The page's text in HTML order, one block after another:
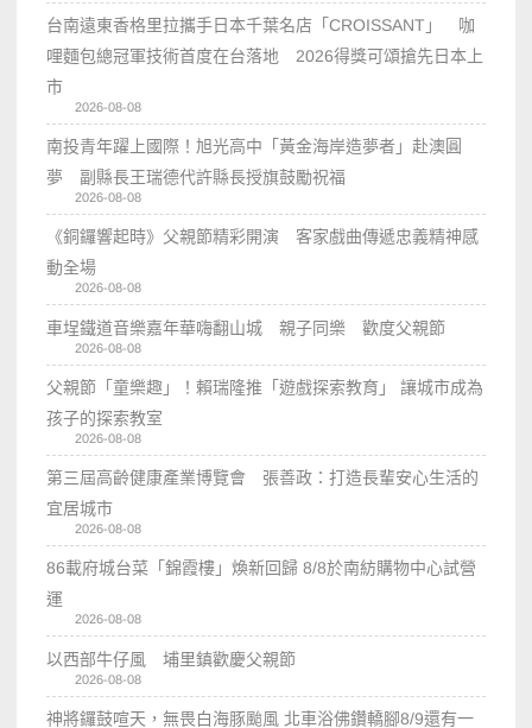
台南遠東香格里拉攜手日本千葉名店「CROISSANT」 咖
哩麵包總冠軍技術首度在台落地 2026得獎可頌搶先日本上
市
2026-08-08
南投青年躍上國際！旭光高中「黃金海岸造夢者」赴澳圓
夢 副縣長王瑞德代許縣長授旗鼓勵祝福
2026-08-08
《銅鑼響起時》父親節精彩開演 客家戲曲傳遞忠義精神感
動全場
2026-08-08
車埕鐵道音樂嘉年華嗨翻山城 親子同樂 歡度父親節
2026-08-08
父親節「童樂趣」！賴瑞隆推「遊戲探索教育」 讓城市成為
孩子的探索教室
2026-08-08
第三屆高齡健康產業博覽會 張善政：打造長輩安心生活的
宜居城市
2026-08-08
86載府城台菜「錦霞樓」煥新回歸 8/8於南紡購物中心試營
運
2026-08-08
以西部牛仔風 埔里鎮歡慶父親節
2026-08-08
神將鑼鼓喧天，無畏白海豚颱風 北車浴佛鑽轎腳8/9還有一